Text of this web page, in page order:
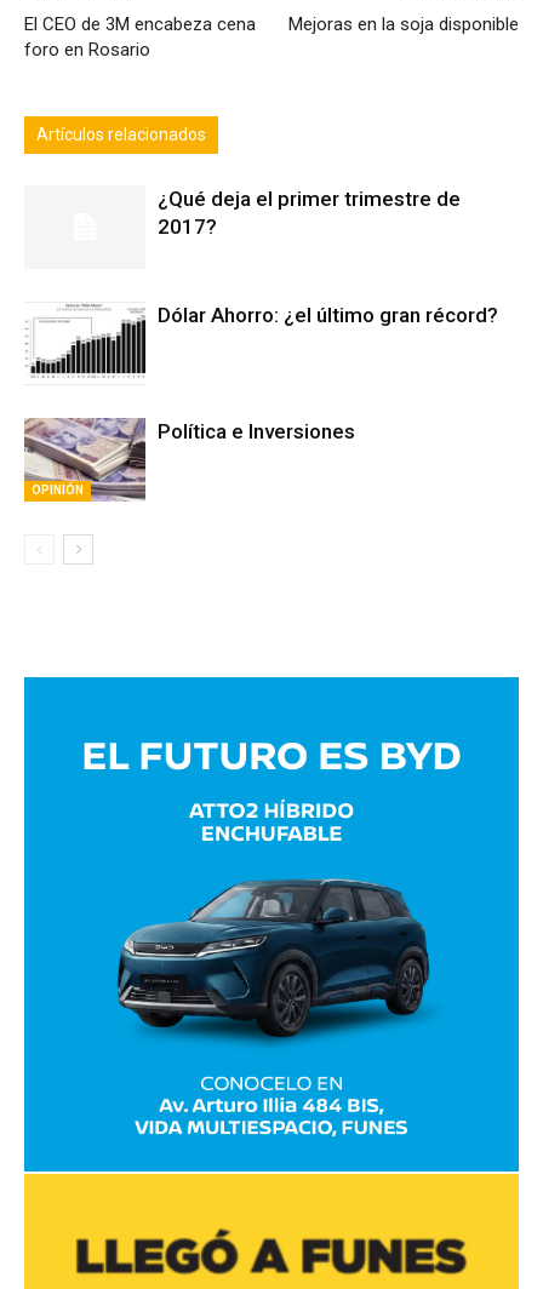
El CEO de 3M encabeza cena
foro en Rosario
Mejoras en la soja disponible
Artículos relacionados
¿Qué deja el primer trimestre de
2017?
Dólar Ahorro: ¿el último gran récord?
OPINIÓN
Política e Inversiones